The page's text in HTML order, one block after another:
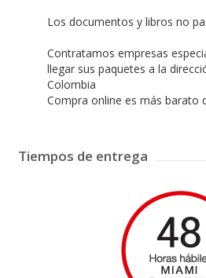
Los documentos y libros no
Contratamos empresas
llegar sus paquetes a la
Colombia
Compra online es más barato
Tiempos de entrega